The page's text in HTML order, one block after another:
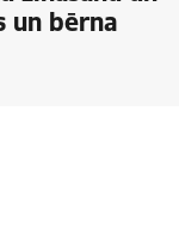
un bērna